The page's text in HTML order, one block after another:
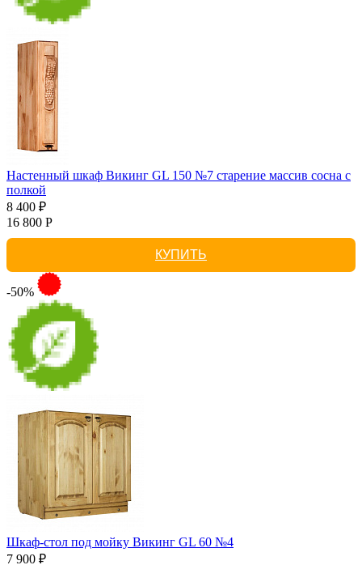
Настенный шкаф Викинг GL 150 №7 старение массив сосна с
полкой
8 400 ₽
16 800 Р
КУПИТЬ
-50%
Шкаф-стол под мойку Викинг GL 60 №4
7 900 ₽